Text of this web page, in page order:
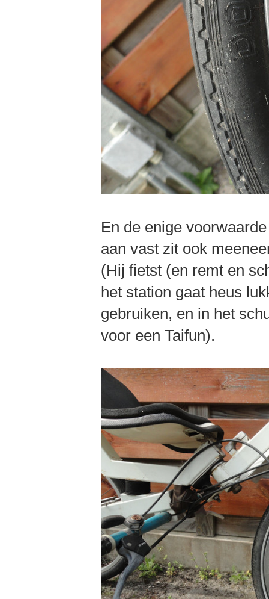
En de enige
aan vast zit ook
(Hij fietst (en remt en
het station gaat heus
gebruiken, en in het
voor een Taifun).